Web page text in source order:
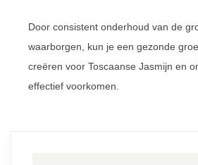
Door consistent onderhoud van de
waarborgen, kun je een gezonde
creëren voor Toscaanse Jasmijn en
effectief voorkomen.